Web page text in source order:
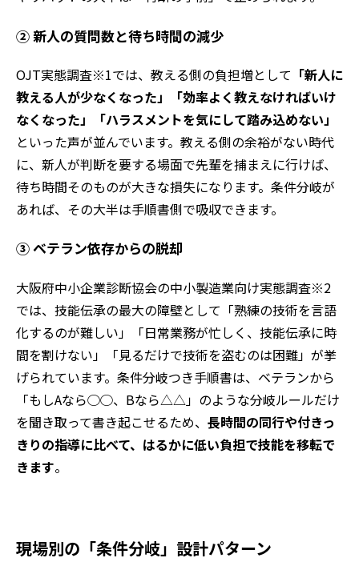
② 新人の質問数と待ち時間の減少
OJT実態調査※1では、教える側の負担増として 「新人に
教える人が少なくなった」「効率よく教えなければいけ
なくなった」「ハラスメントを気にして踏み込めない」
といった声が並んでいます。教える側の余裕がない時代
に、新人が判断を要する場面で先輩を捕まえに行けば、
待ち時間そのものが大きな損失になります。条件分岐が
あれば、その大半は手順書側で吸収できます。
③ ベテラン依存からの脱却
大阪府中小企業診断協会の中小製造業向け実態調査※2
では、技能伝承の最大の障壁として「熟練の技術を言語
化するのが難しい」「日常業務が忙しく、技能伝承に時
間を割けない」「見るだけで技術を盗むのは困難」が挙
げられています。条件分岐つき手順書は、ベテランから
「もしAなら◯◯、Bなら△△」のような分岐ルールだけ
を聞き取って書き起こせるため、 長時間の同行や付きっ
きりの指導に比べて、はるかに低い負担で技能を移転で
きます。
現場別の「条件分岐」設計パターン